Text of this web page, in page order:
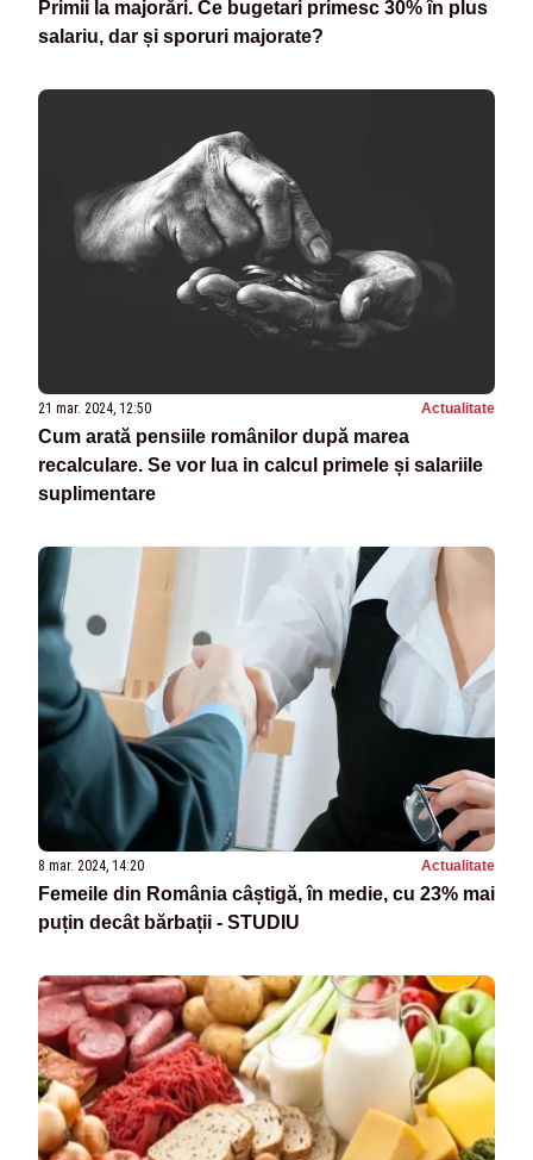
Primii la majorări. Ce bugetari primesc 30% în plus
salariu, dar și sporuri majorate?
21 mar. 2024, 12:50 Actualitate
Cum arată pensiile românilor după marea
recalculare. Se vor lua in calcul primele și salariile
suplimentare
8 mar. 2024, 14:20 Actualitate
Femeile din România câștigă, în medie, cu 23% mai
puțin decât bărbații - STUDIU